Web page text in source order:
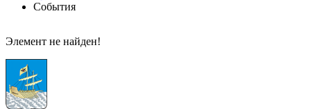
События
Элемент не найден!